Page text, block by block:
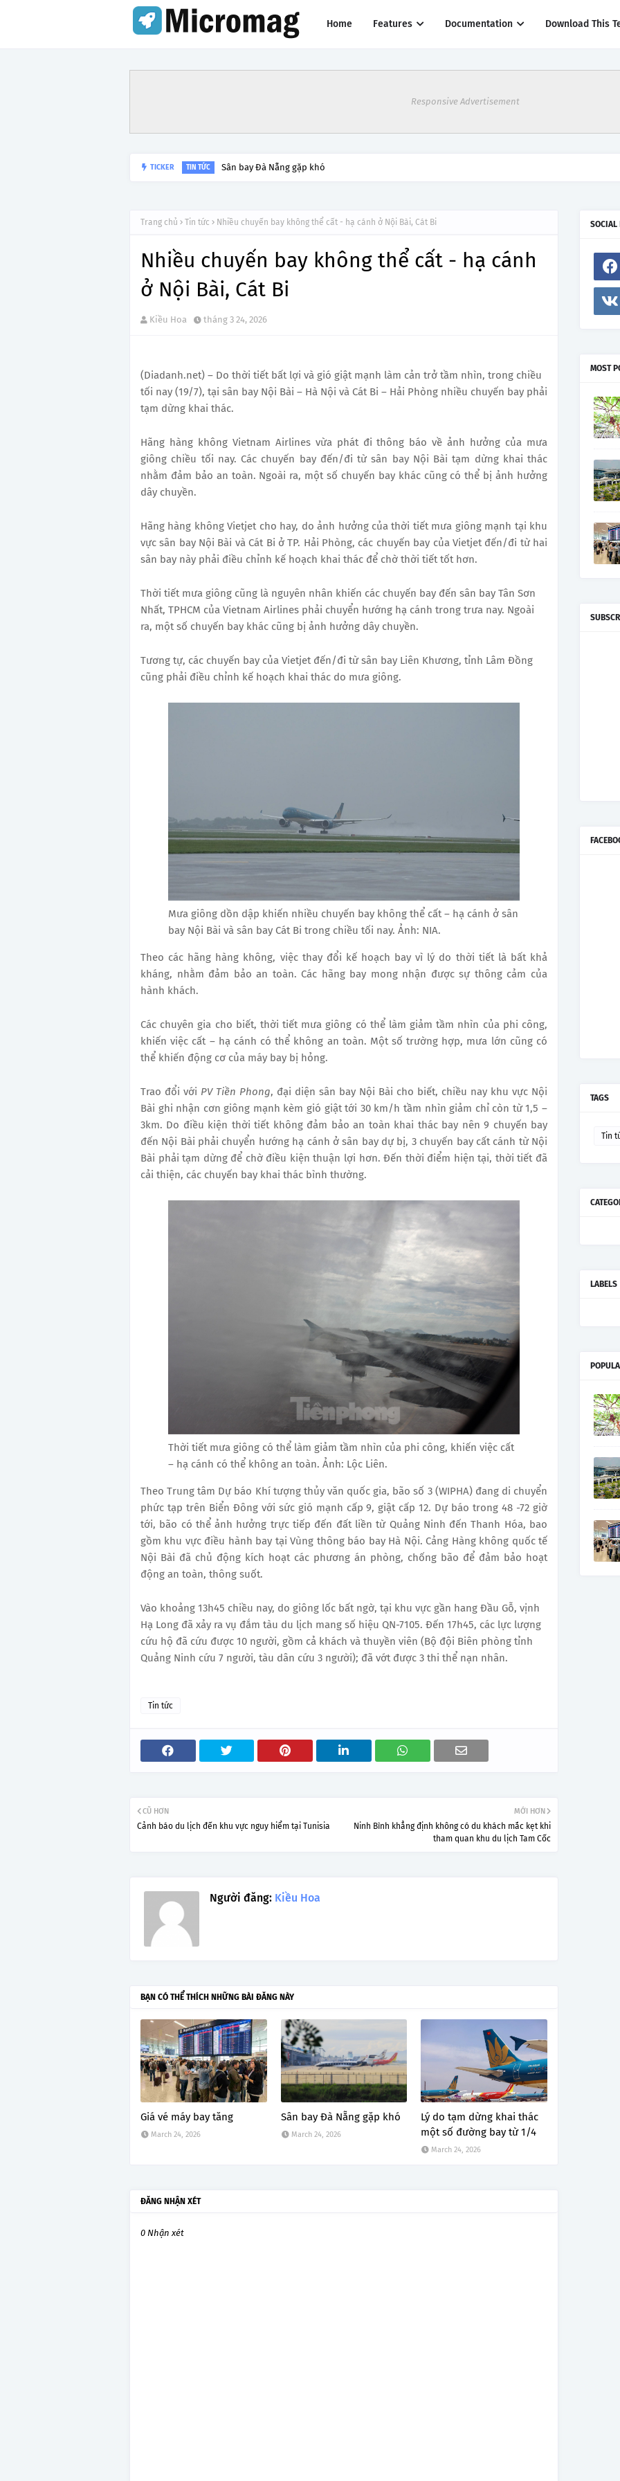
Home Features Documentation Download This
Responsive Advertisement
TICKER TIN TỨC Sân bay Đà Nẵng gặp khó
Trang chủ Tin tức Nhiều chuyến bay không thể cất - hạ cánh ở Nội Bài, Cát Bi
Nhiều chuyến bay không thể cất - hạ cánh
ở Nội Bài, Cát Bi
Kiều Hoa tháng 3 24, 2026
(Diadanh.net) – Do thời tiết bất lợi và gió giật mạnh làm cản trở tầm nhìn, trong chiều
tối nay (19/7), tại sân bay Nội Bài – Hà Nội và Cát Bi – Hải Phòng nhiều chuyến bay phải
tạm dừng khai thác.
Hãng hàng không Vietnam Airlines vừa phát đi thông báo về ảnh hưởng của mưa
giông chiều tối nay. Các chuyến bay đến/đi từ sân bay Nội Bài tạm dừng khai thác
nhằm đảm bảo an toàn. Ngoài ra, một số chuyến bay khác cũng có thể bị ảnh hưởng
dây chuyền.
Hãng hàng không Vietjet cho hay, do ảnh hưởng của thời tiết mưa giông mạnh tại khu
vực sân bay Nội Bài và Cát Bi ở TP. Hải Phòng, các chuyến bay của Vietjet đến/đi từ hai
sân bay này phải điều chỉnh kế hoạch khai thác để chờ thời tiết tốt hơn.
Thời tiết mưa giông cũng là nguyên nhân khiến các chuyến bay đến sân bay Tân Sơn
Nhất, TPHCM của Vietnam Airlines phải chuyển hướng hạ cánh trong trưa nay. Ngoài
ra, một số chuyến bay khác cũng bị ảnh hưởng dây chuyền.
Tương tự, các chuyến bay của Vietjet đến/đi từ sân bay Liên Khương, tỉnh Lâm Đồng
cũng phải điều chỉnh kế hoạch khai thác do mưa giông.
Mưa giông dồn dập khiến nhiều chuyến bay không thể cất – hạ cánh ở sân
bay Nội Bài và sân bay Cát Bi trong chiều tối nay. Ảnh: NIA.
Theo các hãng hàng không, việc thay đổi kế hoạch bay vì lý do thời tiết là bất khả
kháng, nhằm đảm bảo an toàn. Các hãng bay mong nhận được sự thông cảm của
hành khách.
Các chuyên gia cho biết, thời tiết mưa giông có thể làm giảm tầm nhìn của phi công,
khiến việc cất – hạ cánh có thể không an toàn. Một số trường hợp, mưa lớn cũng có
thể khiến động cơ của máy bay bị hỏng.
Trao đổi với PV Tiền Phong, đại diện sân bay Nội Bài cho biết, chiều nay khu vực Nội
Bài ghi nhận cơn giông mạnh kèm gió giật tới 30 km/h tầm nhìn giảm chỉ còn từ 1,5 –
3km. Do điều kiện thời tiết không đảm bảo an toàn khai thác bay nên 9 chuyến bay
đến Nội Bài phải chuyển hướng hạ cánh ở sân bay dự bị, 3 chuyến bay cất cánh từ Nội
Bài phải tạm dừng để chờ điều kiện thuận lợi hơn. Đến thời điểm hiện tại, thời tiết đã
cải thiện, các chuyến bay khai thác bình thường.
Thời tiết mưa giông có thể làm giảm tầm nhìn của phi công, khiến việc cất
– hạ cánh có thể không an toàn. Ảnh: Lộc Liên.
Theo Trung tâm Dự báo Khí tượng thủy văn quốc gia, bão số 3 (WIPHA) đang di chuyển
phức tạp trên Biển Đông với sức gió mạnh cấp 9, giật cấp 12. Dự báo trong 48 -72 giờ
tới, bão có thể ảnh hưởng trực tiếp đến đất liền từ Quảng Ninh đến Thanh Hóa, bao
gồm khu vực điều hành bay tại Vùng thông báo bay Hà Nội. Cảng Hàng không quốc tế
Nội Bài đã chủ động kích hoạt các phương án phòng, chống bão để đảm bảo hoạt
động an toàn, thông suốt.
Vào khoảng 13h45 chiều nay, do giông lốc bất ngờ, tại khu vực gần hang Đầu Gỗ, vịnh
Hạ Long đã xảy ra vụ đắm tàu du lịch mang số hiệu QN-7105. Đến 17h45, các lực lượng
cứu hộ đã cứu được 10 người, gồm cả khách và thuyền viên (Bộ đội Biên phòng tỉnh
Quảng Ninh cứu 7 người, tàu dân cứu 3 người); đã vớt được 3 thi thể nạn nhân.
Tin tức
MỚI HƠN
Ninh Bình khẳng định không có du khách mắc kẹt khi
tham quan khu du lịch Tam Cốc
CŨ HƠN
Cảnh báo du lịch đến khu vực nguy hiểm tại Tunisia
Người đăng: Kiều Hoa
BẠN CÓ THỂ THÍCH NHỮNG BÀI ĐĂNG NÀY
Giá vé máy bay tăng
March 24, 2026
Sân bay Đà Nẵng gặp khó
March 24, 2026
Lý do tạm dừng khai thác
một số đường bay từ 1/4
March 24, 2026
ĐĂNG NHẬN XÉT
0 Nhận xét
SOCIAL
MOST
TAGS
Tin
LABELS